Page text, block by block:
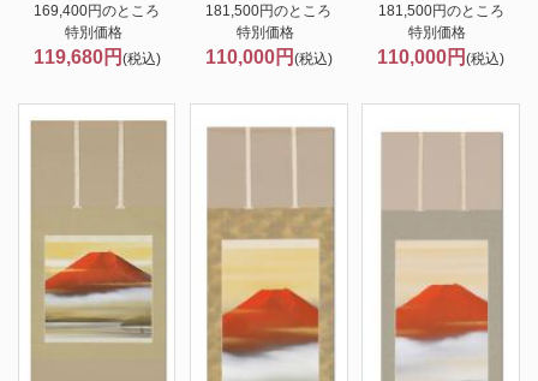
169,400円のところ
特別価格
119,680円 (税込)
181,500円のところ
特別価格
110,000円 (税込)
181,500円のところ
特別価格
110,000円(税込)